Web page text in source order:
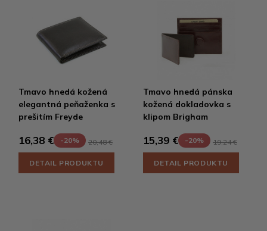
Tmavo hnedá kožená
elegantná peňaženka s
prešitím Freyde
16,38 € -20% 20,48 €
DETAIL PRODUKTU
Tmavo hnedá pánska
kožená dokladovka s
klipom Brigham
15,39 € -20% 19,24 €
DETAIL PRODUKTU